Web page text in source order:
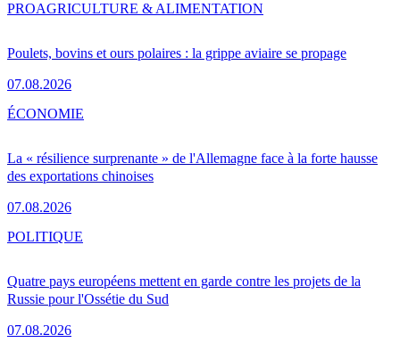
Poulets, bovins et ours polaires : la grippe aviaire se propage
07.08.2026
PROAGRICULTURE & ALIMENTATION
La « résilience surprenante » de l'Allemagne face à la forte hausse
des exportations chinoises
07.08.2026
ÉCONOMIE
Quatre pays européens mettent en garde contre les projets de la
Russie pour l'Ossétie du Sud
07.08.2026
POLITIQUE